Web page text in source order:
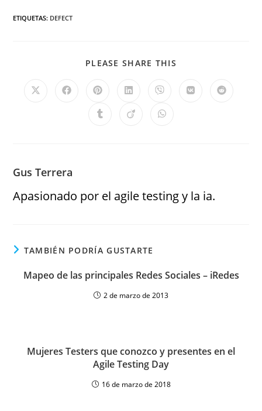
ETIQUETAS: DEFECT
PLEASE SHARE THIS
Gus Terrera
Apasionado por el agile testing y la ia.
TAMBIÉN PODRÍA GUSTARTE
Mapeo de las principales Redes Sociales – iRedes
2 de marzo de 2013
Mujeres Testers que conozco y presentes en el
Agile Testing Day
16 de marzo de 2018